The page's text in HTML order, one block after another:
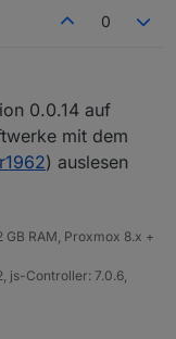
0
0.0.14 auf
mit dem
) auslesen
GB RAM, Proxmox 8.x +
js-Controller: 7.0.6,